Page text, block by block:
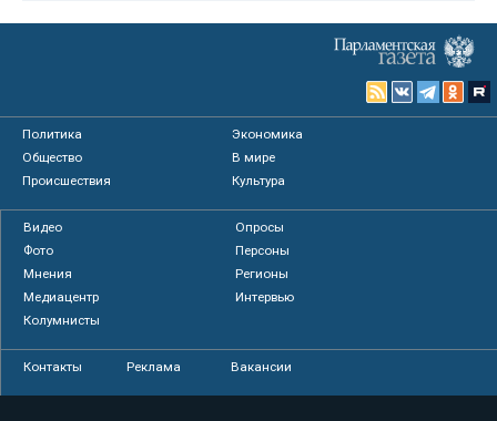
Политика
Экономика
Общество
В мире
Происшествия
Культура
Видео
Опросы
Фото
Персоны
Мнения
Регионы
Медиацентр
Интервью
Колумнисты
Контакты Реклама Вакансии